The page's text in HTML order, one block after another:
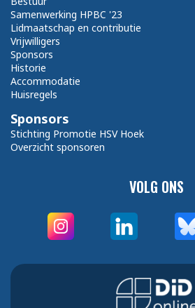
VOLG ONS
Samenwerking HPBC '23
Lidmaatschap en contributie
Vrijwilligers
Sponsors
Historie
Accommodatie
Huisregels
Sponsors
Stichting Promotie HSV Hoek
Overzicht sponsoren